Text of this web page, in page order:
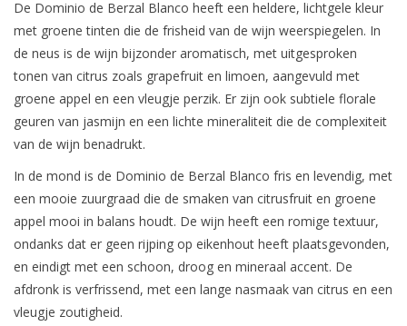
De Dominio de Berzal Blanco heeft een heldere, lichtgele kleur
met groene tinten die de frisheid van de wijn weerspiegelen. In
de neus is de wijn bijzonder aromatisch, met uitgesproken
tonen van citrus zoals grapefruit en limoen, aangevuld met
groene appel en een vleugje perzik. Er zijn ook subtiele florale
geuren van jasmijn en een lichte mineraliteit die de complexiteit
van de wijn benadrukt.
In de mond is de Dominio de Berzal Blanco fris en levendig, met
een mooie zuurgraad die de smaken van citrusfruit en groene
appel mooi in balans houdt. De wijn heeft een romige textuur,
ondanks dat er geen rijping op eikenhout heeft plaatsgevonden,
en eindigt met een schoon, droog en mineraal accent. De
afdronk is verfrissend, met een lange nasmaak van citrus en een
vleugje zoutigheid.